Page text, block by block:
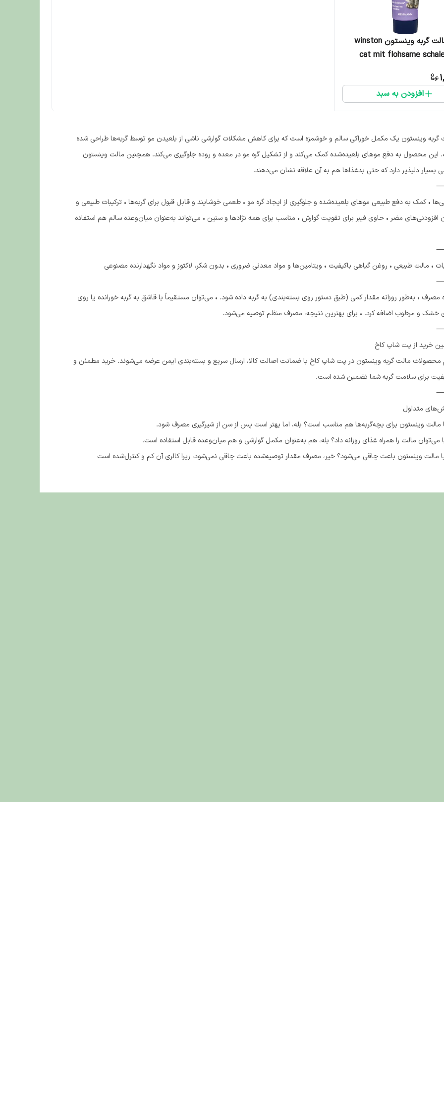
خمیر مالت گربه وینستون winston
cat mit flohsame
افزودن به سبد
گربه وینستون یک مکمل خوراکی سالم و خوشمزه است که برای کاهش مشکلات گوارشی ناشی از بلعیدن مو توسط گربه‌ها طراحی شده
این محصول به دفع موهای بلعیده‌شده کمک می‌کند و از تشکیل گره مو در معده و روده جلوگیری می‌کند. همچنین مالت وینستون
بسیار دلپذیر دارد که حتی بدغذاها هم به آن علاقه نشان می‌دهند.
• کمک به دفع طبیعی موهای بلعیده‌شده و جلوگیری از ایجاد گره مو • طعمی خوشایند و قابل قبول برای گربه‌ها • ترکیبات طبیعی و
افزودنی‌های مضر • حاوی فیبر برای تقویت گوارش • مناسب برای همه نژادها و سنین • می‌تواند به‌عنوان میان‌وعده سالم هم استفاده
• مالت طبیعی • روغن گیاهی باکیفیت • ویتامین‌ها و مواد معدنی ضروری • بدون شکر، لاکتوز و مواد نگهدارنده مصنوعی
مصرف • به‌طور روزانه مقدار کمی (طبق دستور روی بسته‌بندی) به گربه داده شود. • می‌توان مستقیماً با قاشق به گربه خورانده یا روی
خشک و مرطوب اضافه کرد. • برای بهترین نتیجه، مصرف منظم توصیه می‌شود.
خرید از پت شاپ کاخ
محصولات مالت گربه وینستون در پت شاپ کاخ با ضمانت اصالت کالا، ارسال سریع و بسته‌بندی ایمن عرضه می‌شوند. خرید مطمئن و
برای سلامت گربه شما تضمین شده است.
متداول